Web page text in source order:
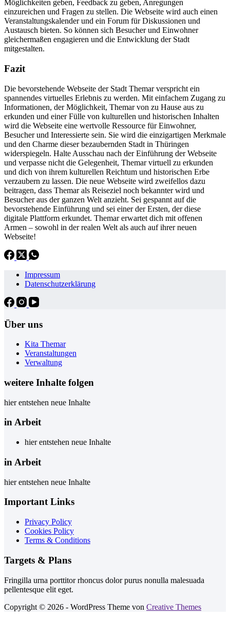
Möglichkeiten geben, Feedback zu geben, Anregungen
einzureichen und Fragen zu stellen. Die Webseite wird auch einen
Veranstaltungskalender und ein Forum für Diskussionen und
Austausch bieten. So können sich Besucher und Einwohner
gleichermaßen engagieren und die Entwicklung der Stadt
mitgestalten.
Fazit
Die bevorstehende Webseite der Stadt Themar verspricht ein
spannendes virtuelles Erlebnis zu werden. Mit einfachem Zugang zu
Informationen, der Möglichkeit, Themar von zu Hause aus zu
erkunden und einer Fülle von kulturellen und historischen Inhalten
wird die Webseite eine wertvolle Ressource für Einwohner,
Besucher und Interessierte sein. Sie wird die einzigartigen Merkmale
und den Charme dieser bezaubernden Stadt in Thüringen
widerspiegeln. Halte Ausschau nach der Einführung der Webseite
und verpasse nicht die Gelegenheit, Themar virtuell zu erkunden
und dich von ihrem kulturellen Reichtum und historischen Erbe
verzaubern zu lassen. Die neue Webseite wird zweifellos dazu
beitragen, dass Themar als Reiseziel noch bekannter wird und
Besucher aus der ganzen Welt anzieht. Sei gespannt auf die
bevorstehende Einführung und sei einer der Ersten, der diese
digitale Plattform erkundet. Themar erwartet dich mit offenen
Armen – sowohl in der realen Welt als auch auf ihrer neuen
Webseite!
Impressum
Datenschutzerklärung
Über uns
Kita Themar
Veranstaltungen
Verwaltung
weitere Inhalte folgen
hier entstehen neue Inhalte
in Arbeit
hier entstehen neue Inhalte
in Arbeit
hier entstehen neue Inhalte
Important Links
Privacy Policy
Cookies Policy
Terms & Conditions
Targets & Plans
Fringilla urna porttitor rhoncus dolor purus nonulla malesuada
pellentesque elit eget.
Copyright © 2026 - WordPress Theme von Creative Themes